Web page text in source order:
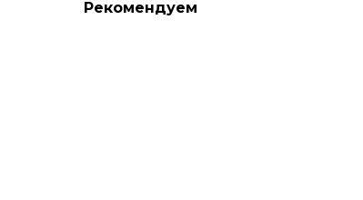
Рекомендуем